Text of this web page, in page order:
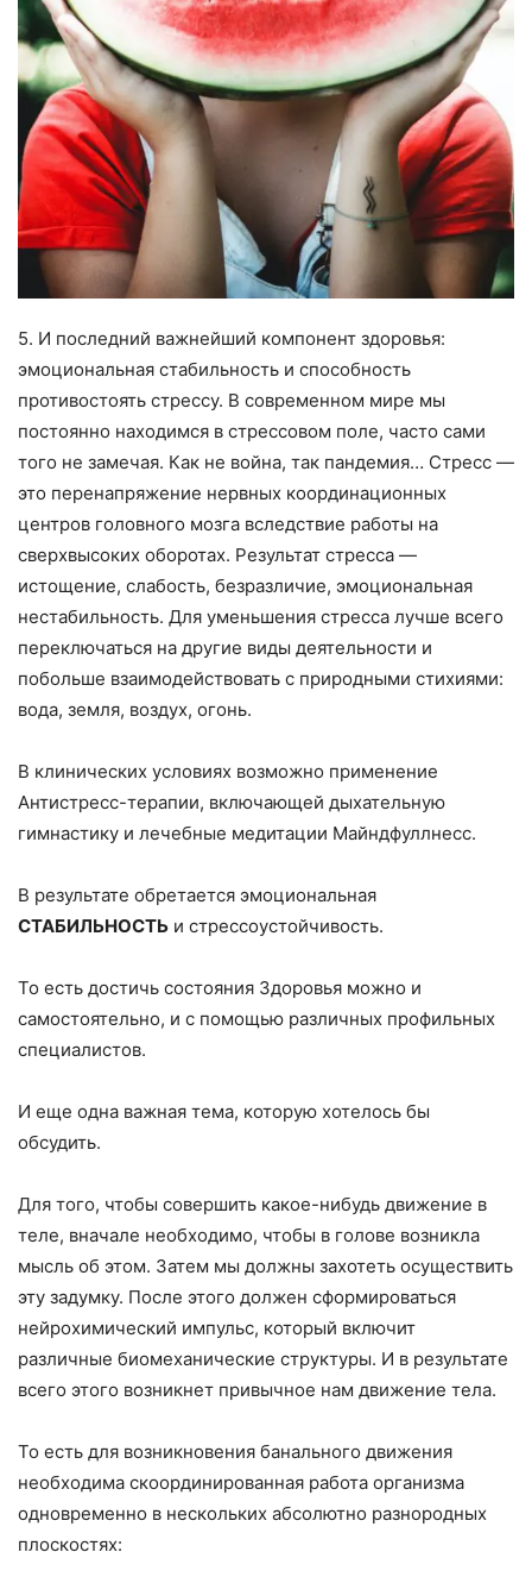
5. И последний важнейший компонент здоровья:
эмоциональная стабильность и способность
противостоять стрессу. В современном мире мы
постоянно находимся в стрессовом поле, часто сами
того не замечая. Как не война, так пандемия… Стресс —
это перенапряжение нервных координационных
центров головного мозга вследствие работы на
сверхвысоких оборотах. Результат стресса —
истощение, слабость, безразличие, эмоциональная
нестабильность. Для уменьшения стресса лучше всего
переключаться на другие виды деятельности и
побольше взаимодействовать с природными стихиями:
вода, земля, воздух, огонь.
В клинических условиях возможно применение
Антистресс-терапии, включающей дыхательную
гимнастику и лечебные медитации Майндфуллнесс.
В результате обретается эмоциональная
СТАБИЛЬНОСТЬ и стрессоустойчивость.
То есть достичь состояния Здоровья можно и
самостоятельно, и с помощью различных профильных
специалистов.
И еще одна важная тема, которую хотелось бы
обсудить.
Для того, чтобы совершить какое-нибудь движение в
теле, вначале необходимо, чтобы в голове возникла
мысль об этом. Затем мы должны захотеть осуществить
эту задумку. После этого должен сформироваться
нейрохимический импульс, который включит
различные биомеханические структуры. И в результате
всего этого возникнет привычное нам движение тела.
То есть для возникновения банального движения
необходима скоординированная работа организма
одновременно в нескольких абсолютно разнородных
плоскостях: